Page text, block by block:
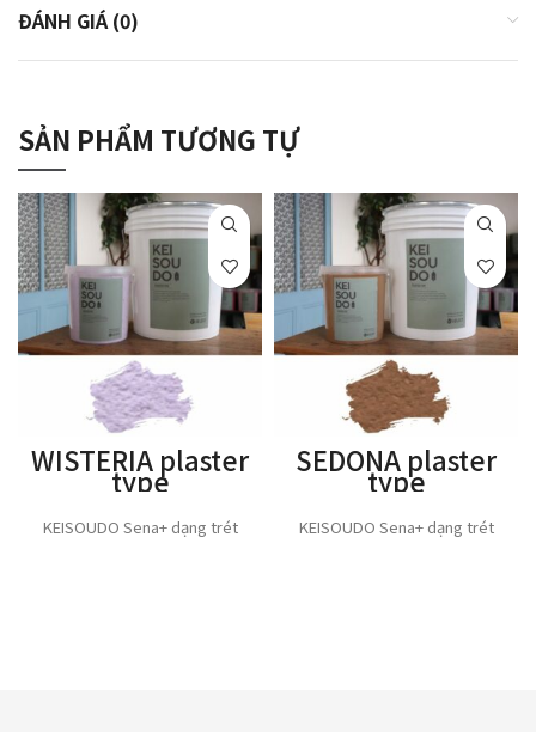
ĐÁNH GIÁ (0)
SẢN PHẨM TƯƠNG TỰ
WISTERIA plaster
type
KEISOUDO Sena+ dạng trét
SEDONA plaster
type
KEISOUDO Sena+ dạng trét